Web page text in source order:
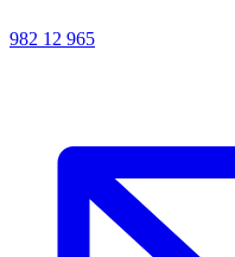
982 12 965